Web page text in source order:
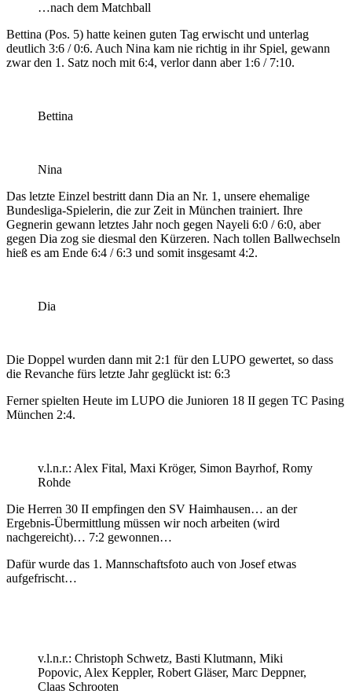
…nach dem Matchball
Bettina (Pos. 5) hatte keinen guten Tag erwischt und unterlag
deutlich 3:6 / 0:6. Auch Nina kam nie richtig in ihr Spiel, gewann
zwar den 1. Satz noch mit 6:4, verlor dann aber 1:6 / 7:10.
Bettina
Nina
Das letzte Einzel bestritt dann Dia an Nr. 1, unsere ehemalige
Bundesliga-Spielerin, die zur Zeit in München trainiert. Ihre
Gegnerin gewann letztes Jahr noch gegen Nayeli 6:0 / 6:0, aber
gegen Dia zog sie diesmal den Kürzeren. Nach tollen Ballwechseln
hieß es am Ende 6:4 / 6:3 und somit insgesamt 4:2.
Dia
Die Doppel wurden dann mit 2:1 für den LUPO gewertet, so dass
die Revanche fürs letzte Jahr geglückt ist: 6:3
Ferner spielten Heute im LUPO die Junioren 18 II gegen TC Pasing
München 2:4.
v.l.n.r.: Alex Fital, Maxi Kröger, Simon Bayrhof, Romy
Rohde
Die Herren 30 II empfingen den SV Haimhausen… an der
Ergebnis-Übermittlung müssen wir noch arbeiten (wird
nachgereicht)… 7:2 gewonnen…
Dafür wurde das 1. Mannschaftsfoto auch von Josef etwas
aufgefrischt…
v.l.n.r.: Christoph Schwetz, Basti Klutmann, Miki
Popovic, Alex Keppler, Robert Gläser, Marc Deppner,
Claas Schrooten